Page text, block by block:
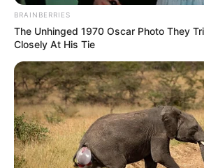
BRAINBERRIES
The Unhinged 1970 Oscar Photo They
Closely At His Tie